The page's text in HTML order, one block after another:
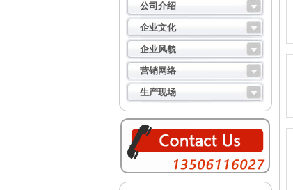
公司介绍
企业文化
企业风貌
营销网络
生产现场